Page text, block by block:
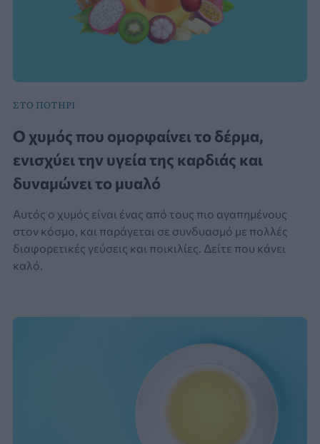
ΣΤΟ ΠΟΤΗΡΙ
Ο χυμός που ομορφαίνει το δέρμα,
ενισχύει την υγεία της καρδιάς και
δυναμώνει το μυαλό
Αυτός ο χυμός είναι ένας από τους πιο αγαπημένους
στον κόσμο, και παράγεται σε συνδυασμό με πολλές
διαφορετικές γεύσεις και ποικιλίες. Δείτε που κάνει
καλό.